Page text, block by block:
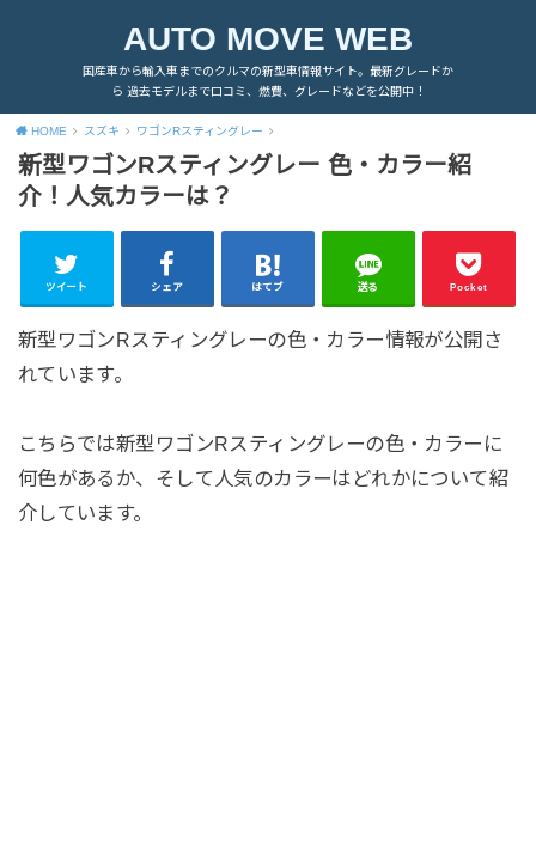
AUTO MOVE WEB
国産車から輸入車までのクルマの新型車情報サイト。最新グレードか
ら 過去モデルまで口コミ、燃費、グレードなどを公開中！
HOME スズキ ワゴンRスティングレー
新型ワゴンRスティングレー 色・カラー紹
介！人気カラーは？
ツイート シェア はてブ 送る Pocket
新型ワゴンRスティングレーの色・カラー情報が公開さ
れています。
こちらでは新型ワゴンRスティングレーの色・カラーに
何色があるか、そして人気のカラーはどれかについて紹
介しています。